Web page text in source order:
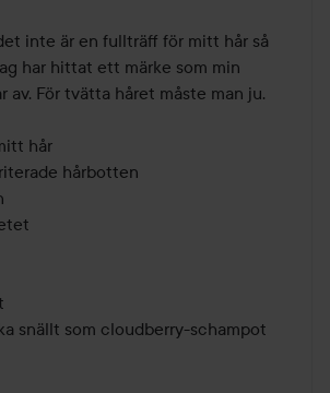
inte är en fullträff för mitt hår så
har hittat ett märke som min
av. För tvätta håret måste man ju.
hår
hårbotten
snällt som cloudberry-schampot